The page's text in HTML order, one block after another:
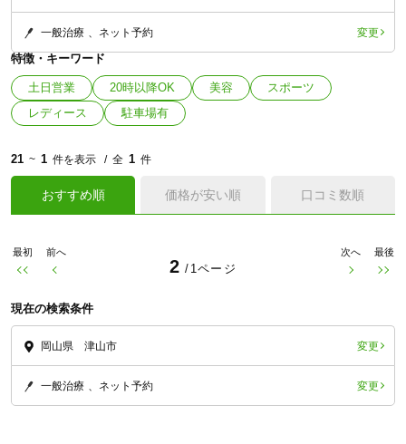
一般治療 ネット予約 変更
特徴・キーワード
土日営業 20時以降OK 美容
スポーツ
レディース
駐車場有
21 ~ 1 件を表示 全 1 件
おすすめ順 価格が安い順 口コミ数順
最初 前へ
2 /1ページ
次へ 最後
現在の検索条件
岡山県 津山市 変更
一般治療 ネット予約 変更
「健康にはりを見た」